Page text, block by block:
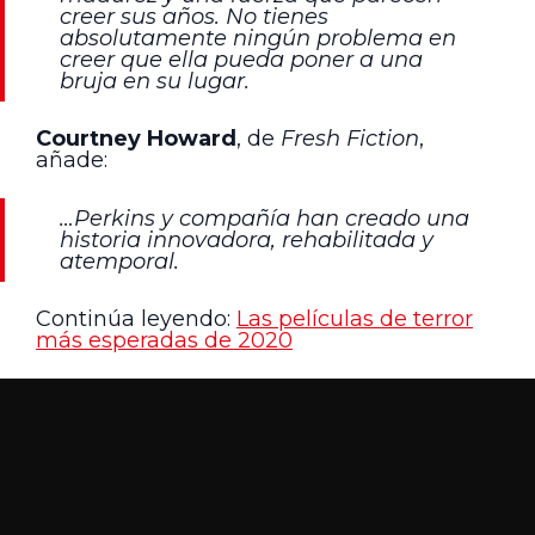
creer sus años. No tienes
absolutamente ningún problema en
creer que ella pueda poner a una
bruja en su lugar.
Courtney Howard, de Fresh Fiction,
añade:
…Perkins y compañía han creado una
historia innovadora, rehabilitada y
atemporal.
Continúa leyendo: Las películas de terror
más esperadas de 2020